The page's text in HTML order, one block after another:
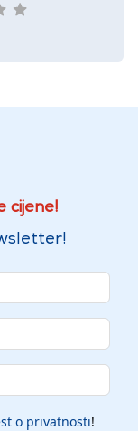
cijene!
o privatnosti!